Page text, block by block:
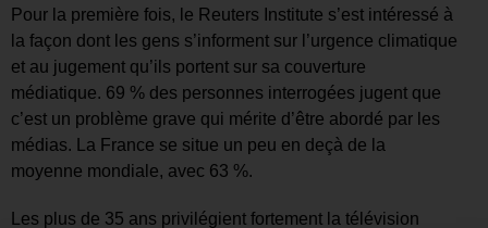
Pour la première fois, le Reuters Institute s’est intéressé à
la façon dont les gens s’informent sur l’urgence climatique
et au jugement qu’ils portent sur sa couverture
médiatique. 69 % des personnes interrogées jugent que
c’est un problème grave qui mérite d’être abordé par les
médias. La France se situe un peu en deçà de la
moyenne mondiale, avec 63 %.
Les plus de 35 ans privilégient fortement la télévision